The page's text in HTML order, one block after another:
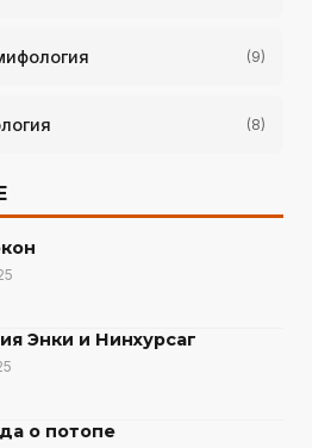
(9)
(8)
Энки и Нинхурсаг
о потопе